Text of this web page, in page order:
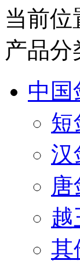
当前位
产品分
中国
短
汉
唐
越
其